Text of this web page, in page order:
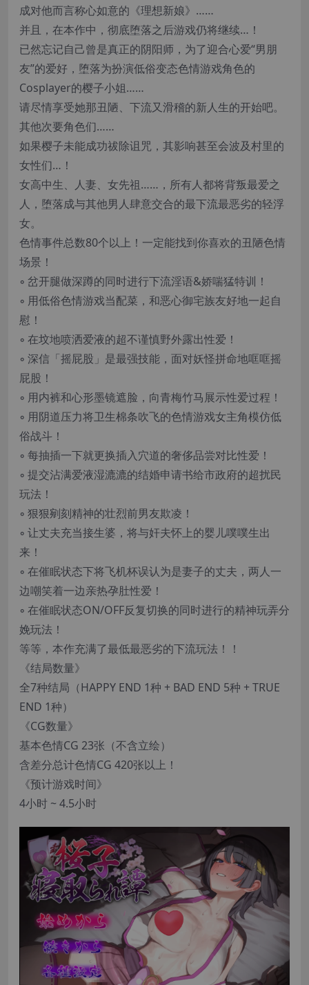
成对他而言称心如意的《理想新娘》……
并且，在本作中，彻底堕落之后游戏仍将继续…！
已然忘记自己曾是真正的阴阳师，为了迎合心爱“男朋
友”的爱好，堕落为扮演低俗变态色情游戏角色的
Cosplayer的樱子小姐……
请尽情享受她那丑陋、下流又滑稽的新人生的开始吧。
其他次要角色们……
如果樱子未能成功祓除诅咒，其影响甚至会波及村里的
女性们…！
女高中生、人妻、女先祖……，所有人都将背叛最爱之
人，堕落成与其他男人肆意交合的最下流最恶劣的轻浮
女。
色情事件总数80个以上！一定能找到你喜欢的丑陋色情
场景！
◦ 岔开腿做深蹲的同时进行下流淫语&娇喘猛特训！
◦ 用低俗色情游戏当配菜，和恶心御宅族友好地一起自
慰！
◦ 在坟地喷洒爱液的超不谨慎野外露出性爱！
◦ 深信「摇屁股」是最强技能，面对妖怪拼命地哐哐摇
屁股！
◦ 用内裤和心形墨镜遮脸，向青梅竹马展示性爱过程！
◦ 用阴道压力将卫生棉条吹飞的色情游戏女主角模仿低
俗战斗！
◦ 每抽插一下就更换插入穴道的奢侈品尝对比性爱！
◦ 提交沾满爱液湿漉漉的结婚申请书给市政府的超扰民
玩法！
◦ 狠狠剜刻精神的壮烈前男友欺凌！
◦ 让丈夫充当接生婆，将与奸夫怀上的婴儿噗噗生出
来！
◦ 在催眠状态下将飞机杯误认为是妻子的丈夫，两人一
边嘲笑着一边亲热孕肚性爱！
◦ 在催眠状态ON/OFF反复切换的同时进行的精神玩弄分
娩玩法！
等等，本作充满了最低最恶劣的下流玩法！！
《结局数量》
全7种结局（HAPPY END 1种 + BAD END 5种 + TRUE
END 1种）
《CG数量》
基本色情CG 23张（不含立绘）
含差分总计色情CG 420张以上！
《预计游戏时间》
4小时 ~ 4.5小时